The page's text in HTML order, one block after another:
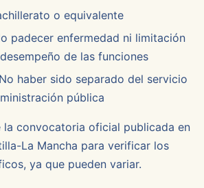
o equivalente
padecer enfermedad ni limitación
de las funciones
No haber sido separado del servicio
pública
la convocatoria oficial publicada en
La Mancha para verificar los
ya que pueden variar.